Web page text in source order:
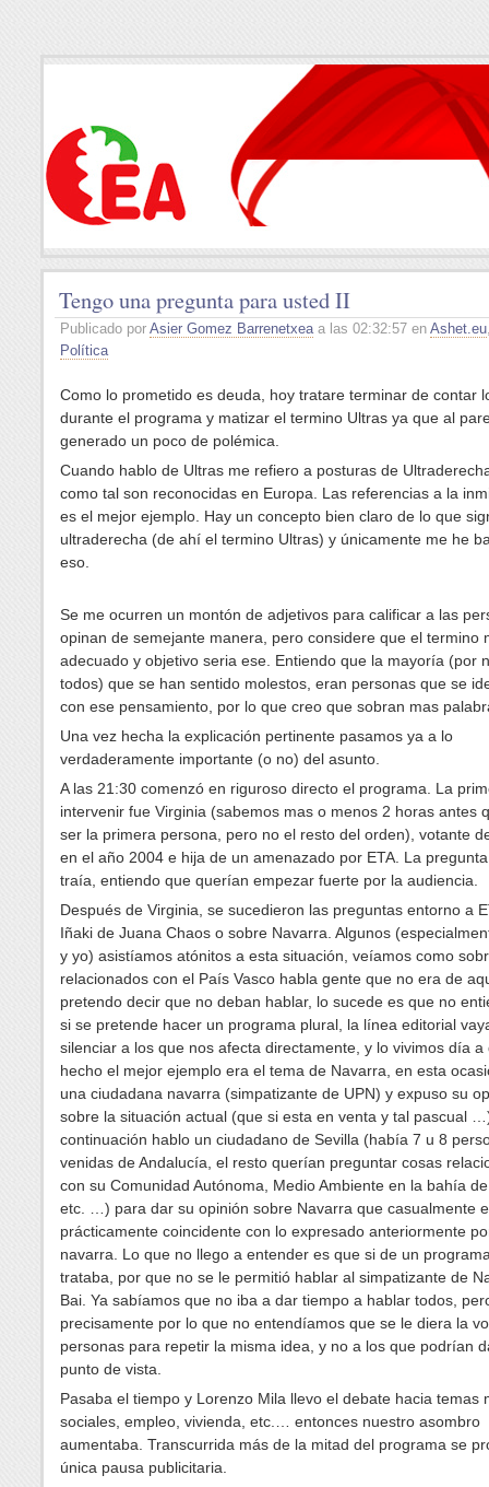
Tengo una pregunta para usted II
Publicado por Asier Gomez Barrenetxeaa las 02:32:57 en Ashet.eu
Política
Como lo prometido es deuda, hoy tratare terminar de contar
durante el programa y matizar el termino Ultras ya que al
generado un poco de polémica.
Cuando hablo de Ultras me refiero a posturas de
como tal son reconocidas en Europa. Las referencias a la
es el mejor ejemplo. Hay un concepto bien claro de lo que
ultraderecha (de ahí el termino Ultras) y únicamente me he
eso.
Se me ocurren un montón de adjetivos para calificar a las
opinan de semejante manera, pero considere que el termino
adecuado y objetivo seria ese. Entiendo que la mayoría (por
todos) que se han sentido molestos, eran personas que se
con ese pensamiento, por lo que creo que sobran mas
Una vez hecha la explicación pertinente pasamos ya a lo
verdaderamente importante (o no) del asunto.
A las 21:30 comenzó en riguroso directo el programa. La
intervenir fue Virginia (sabemos mas o menos 2 horas antes
ser la primera persona, pero no el resto del orden), votante
en el año 2004 e hija de un amenazado por ETA. La
traía, entiendo que querían empezar fuerte por la audiencia.
Después de Virginia, se sucedieron las preguntas entorno a
Iñaki de Juana Chaos o sobre Navarra. Algunos
y yo) asistíamos atónitos a esta situación, veíamos como
relacionados con el País Vasco habla gente que no era de
pretendo decir que no deban hablar, lo sucede es que no
si se pretende hacer un programa plural, la línea editorial
silenciar a los que nos afecta directamente, y lo vivimos día a
hecho el mejor ejemplo era el tema de Navarra, en esta
una ciudadana navarra (simpatizante de UPN) y expuso su
sobre la situación actual (que si esta en venta y tal pascual
continuación hablo un ciudadano de Sevilla (había 7 u 8
venidas de Andalucía, el resto querían preguntar cosas
con su Comunidad Autónoma, Medio Ambiente en la bahía
etc. …) para dar su opinión sobre Navarra que casualmente
prácticamente coincidente con lo expresado anteriormente
navarra. Lo que no llego a entender es que si de un
trataba, por que no se le permitió hablar al simpatizante de
Bai. Ya sabíamos que no iba a dar tiempo a hablar todos,
precisamente por lo que no entendíamos que se le diera la
personas para repetir la misma idea, y no a los que podrían
punto de vista.
Pasaba el tiempo y Lorenzo Mila llevo el debate hacia temas
sociales, empleo, vivienda, etc.… entonces nuestro asombro
aumentaba. Transcurrida más de la mitad del programa se
única pausa publicitaria.